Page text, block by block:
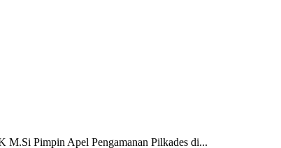
M.Si Pimpin Apel Pengamanan Pilkades di...